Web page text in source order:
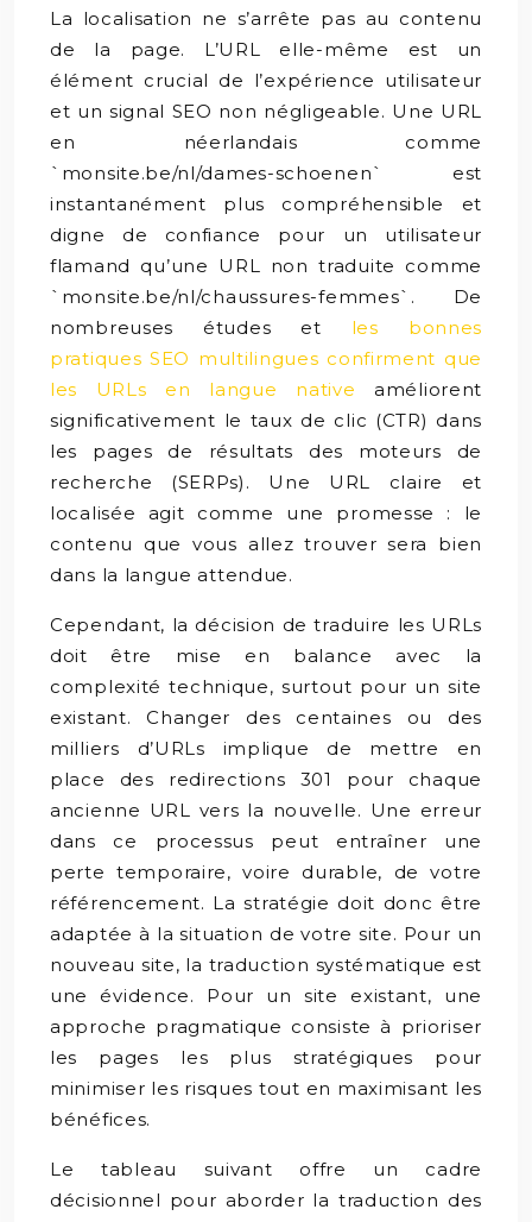
La localisation ne s’arrête pas au contenu
de la page. L’URL elle-même est un
élément crucial de l’expérience utilisateur
et un signal SEO non négligeable. Une URL
en néerlandais comme
`monsite.be/nl/dames-schoenen` est
instantanément plus compréhensible et
digne de confiance pour un utilisateur
flamand qu’une URL non traduite comme
`monsite.be/nl/chaussures-femmes`. De
nombreuses études et les bonnes
pratiques SEO multilingues confirment que
les URLs en langue native améliorent
significativement le taux de clic (CTR) dans
les pages de résultats des moteurs de
recherche (SERPs). Une URL claire et
localisée agit comme une promesse : le
contenu que vous allez trouver sera bien
dans la langue attendue.
Cependant, la décision de traduire les URLs
doit être mise en balance avec la
complexité technique, surtout pour un site
existant. Changer des centaines ou des
milliers d’URLs implique de mettre en
place des redirections 301 pour chaque
ancienne URL vers la nouvelle. Une erreur
dans ce processus peut entraîner une
perte temporaire, voire durable, de votre
référencement. La stratégie doit donc être
adaptée à la situation de votre site. Pour un
nouveau site, la traduction systématique est
une évidence. Pour un site existant, une
approche pragmatique consiste à prioriser
les pages les plus stratégiques pour
minimiser les risques tout en maximisant les
bénéfices.
Le tableau suivant offre un cadre
décisionnel pour aborder la traduction des